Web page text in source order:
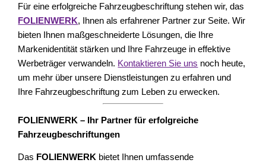
Für eine erfolgreiche Fahrzeugbeschriftung stehen wir, das
FOLIENWERK, Ihnen als erfahrener Partner zur Seite. Wir
bieten Ihnen maßgeschneiderte Lösungen, die Ihre
Markenidentität stärken und Ihre Fahrzeuge in effektive
Werbeträger verwandeln. Kontaktieren Sie uns noch heute,
um mehr über unsere Dienstleistungen zu erfahren und
Ihre Fahrzeugbeschriftung zum Leben zu erwecken.
FOLIENWERK – Ihr Partner für erfolgreiche
Fahrzeugbeschriftungen
Das FOLIENWERK bietet Ihnen umfassende